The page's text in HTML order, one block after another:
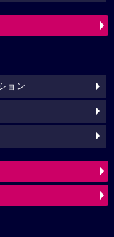
ョン